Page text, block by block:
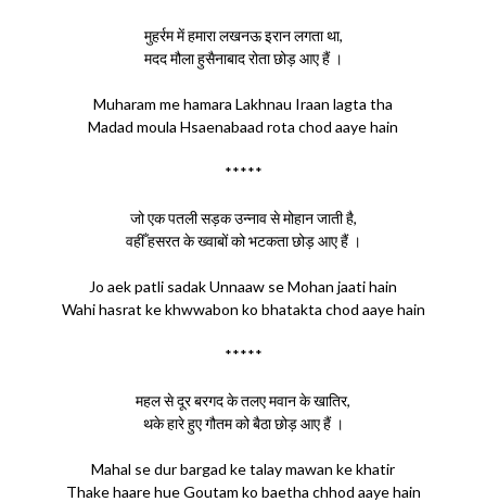
मुहर्रम में हमारा लखनऊ इरान लगता था,
मदद मौला हुसैनाबाद रोता छोड़ आए हैं ।
Muharam me hamara Lakhnau Iraan lagta tha
Madad moula Hsaenabaad rota chod aaye hain
*****
जो एक पतली सड़क उन्नाव से मोहान जाती है,
वहीँ हसरत के ख्वाबों को भटकता छोड़ आए हैं ।
Jo aek patli sadak Unnaaw se Mohan jaati hain
Wahi hasrat ke khwwabon ko bhatakta chod aaye hain
*****
महल से दूर बरगद के तलए मवान के खातिर,
थके हारे हुए गौतम को बैठा छोड़ आए हैं ।
Mahal se dur bargad ke talay mawan ke khatir
Thake haare hue Goutam ko baetha chhod aaye hain